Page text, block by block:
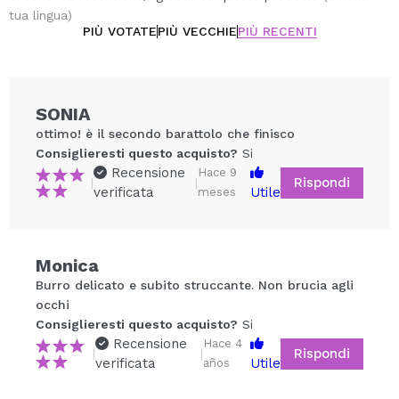
tua lingua)
PIÙ VOTATEPIÙ VECCHIEPIÙ RECENTI
Condividi un video o una foto
Il tuo video potrebbe essere il primo. Immaginalo...
Consiglieresti questo acquisto? Si No
SONIA
ottimo! è il secondo barattolo che finisco
Consiglieresti questo acquisto? Si
|
Recensione
verificata
|
Hace 9
meses
Utile
Rispondi
Monica
Burro delicato e subito struccante. Non brucia agli
occhi
Consiglieresti questo acquisto? Si
|
Recensione
verificata
|
Hace 4
años
Utile
Rispondi